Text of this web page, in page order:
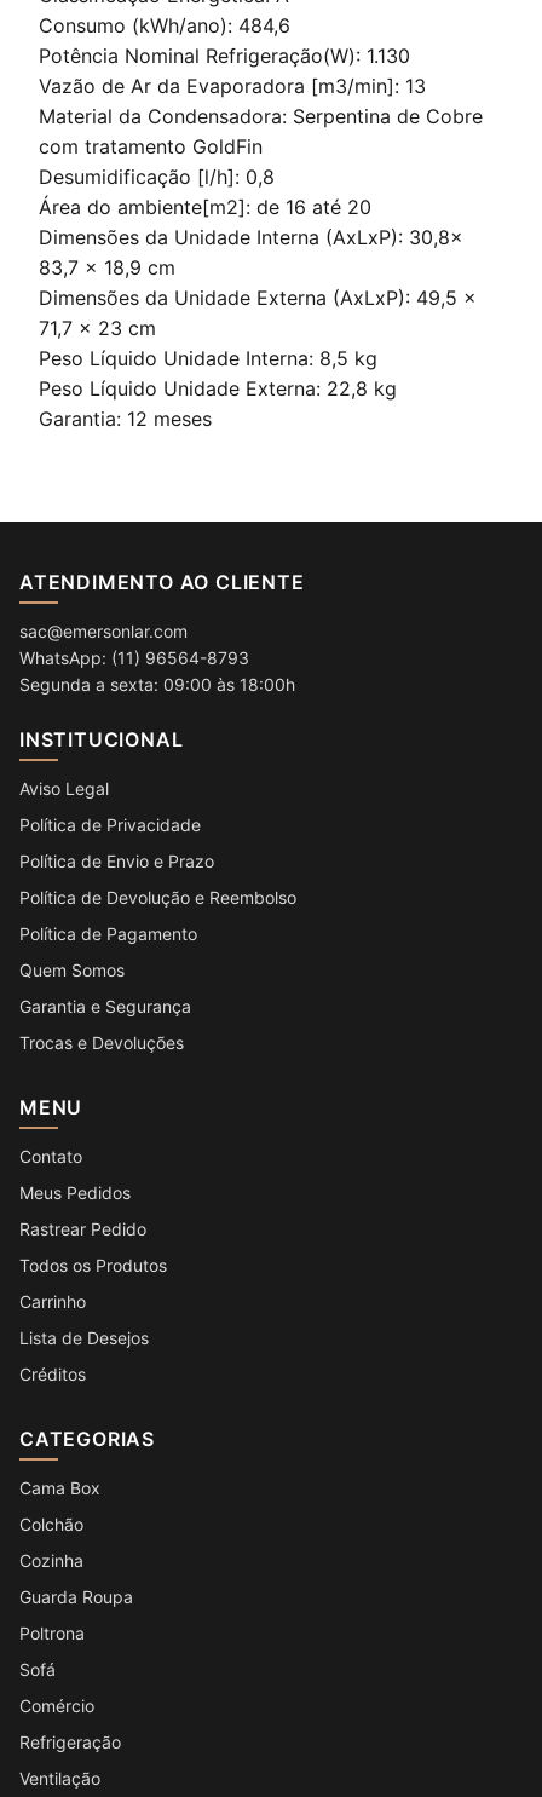
Consumo (kWh/ano): 484,6
Potência Nominal Refrigeração(W): 1.130
Vazão de Ar da Evaporadora [m3/min]: 13
Material da Condensadora: Serpentina de Cobre
com tratamento GoldFin
Desumidificação [l/h]: 0,8
Área do ambiente[m2]: de 16 até 20
Dimensões da Unidade Interna (AxLxP): 30,8x
83,7 x 18,9 cm
Dimensões da Unidade Externa (AxLxP): 49,5 x
71,7 x 23 cm
Peso Líquido Unidade Interna: 8,5 kg
Peso Líquido Unidade Externa: 22,8 kg
Garantia: 12 meses
ATENDIMENTO AO CLIENTE
sac@emersonlar.com
WhatsApp: (11) 96564-8793
Segunda a sexta: 09:00 às 18:00h
INSTITUCIONAL
Aviso Legal
Política de Privacidade
Política de Envio e Prazo
Política de Devolução e Reembolso
Política de Pagamento
Quem Somos
Garantia e Segurança
Trocas e Devoluções
MENU
Contato
Meus Pedidos
Rastrear Pedido
Todos os Produtos
Carrinho
Lista de Desejos
Créditos
CATEGORIAS
Cama Box
Colchão
Cozinha
Guarda Roupa
Poltrona
Sofá
Comércio
Refrigeração
Ventilação